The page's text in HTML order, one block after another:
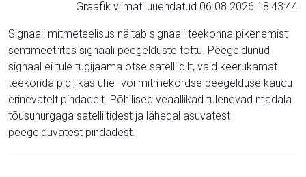
Graafik viimati uuendatud 06.08.2026 18:43:44
Signaali mitmeteelisus näitab signaali teekonna pikenemist
sentimeetrites signaali peegelduste tõttu. Peegeldunud
signaal ei tule tugijaama otse satelliidilt, vaid keerukamat
teekonda pidi, kas ühe- või mitmekordse peegelduse kaudu
erinevatelt pindadelt. Põhilised veaallikad tulenevad madala
tõusunurgaga satelliitidest ja lähedal asuvatest
peegelduvatest pindadest.